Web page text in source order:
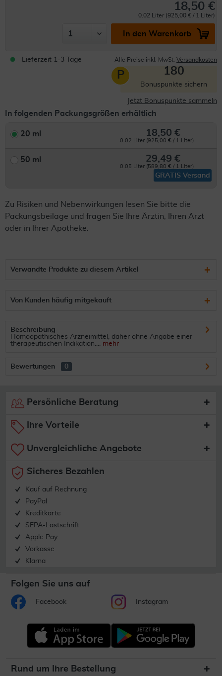
18,50 €
0.02 Liter (925,00 € / 1 Liter)
In den Warenkorb
Lieferzeit 1-3 Tage Alle Preise inkl. MwSt. Versandkosten
P 180
Bonuspunkte sichern
Jetzt Bonuspunkte sammeln
In folgenden Packungsgrößen erhältlich
20 ml 18,50 €
0.02 Liter (925,00 € / 1 Liter)
50 ml 29,49 €
0.05 Liter (589,80 € / 1 Liter)
GRATIS Versand
Zu Risiken und Nebenwirkungen lesen Sie bitte die
Packungsbeilage und fragen Sie Ihre Ärztin, Ihren Arzt
oder in Ihrer Apotheke.
Verwandte Produkte zu diesem Artikel
Von Kunden häufig mitgekauft
Beschreibung
Homöopathisches Arzneimittel, daher ohne Angabe einer
therapeutischen Indikation.... mehr
Bewertungen 0
Persönliche Beratung
Ihre Vorteile
Unvergleichliche Angebote
Sicheres Bezahlen
Kauf auf Rechnung
PayPal
Kreditkarte
SEPA-Lastschrift
Apple Pay
Vorkasse
Klarna
Folgen Sie uns auf
Facebook Instagram
Rund um Ihre Bestellung